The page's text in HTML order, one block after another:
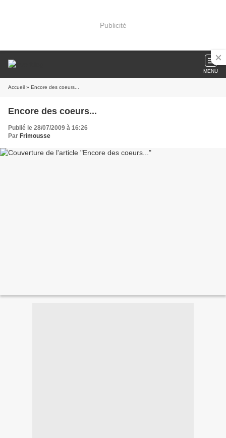
Publicité
MENU
Accueil » Encore des coeurs...
Encore des coeurs...
Publié le 28/07/2009 à 16:26
Par Frimousse